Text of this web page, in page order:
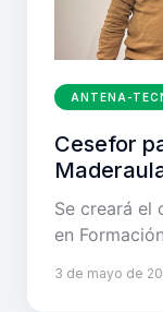
ANTENA-
Cesefor
Se creará el
en
3 de mayo de